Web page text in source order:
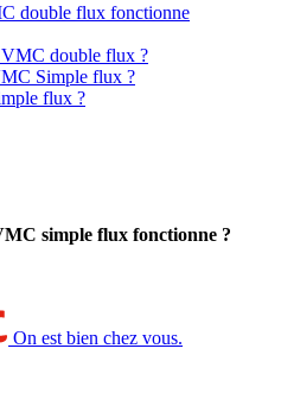
double flux fonctionne
double flux ?
Simple flux ?
flux ?
simple flux fonctionne ?
On est bien chez vous.